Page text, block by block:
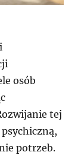
osób
tej
potrzeb.